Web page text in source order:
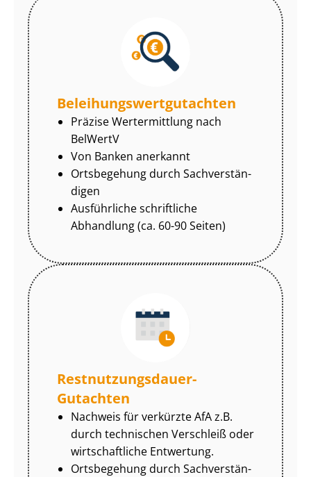
Be­lei­hungs­wert­gut­ach­ten
Präzise Wertermittlung nach
BelWertV
Von Banken anerkannt
Ortsbegehung durch Sach­ver­stän­
di­gen
Ausführliche schriftliche
Abhandlung (ca. 60-90 Seiten)
Rest­nut­zungs­dau­er-
Gutachten
Nachweis für verkürzte AfA z.B.
durch technischen Verschleiß oder
wirtschaftliche Entwertung.
Ortsbegehung durch Sach­ver­stän­